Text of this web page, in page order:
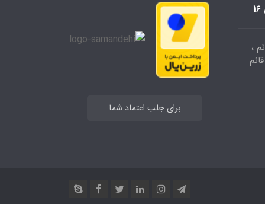
،
قائم
برای جلب اعتماد شما